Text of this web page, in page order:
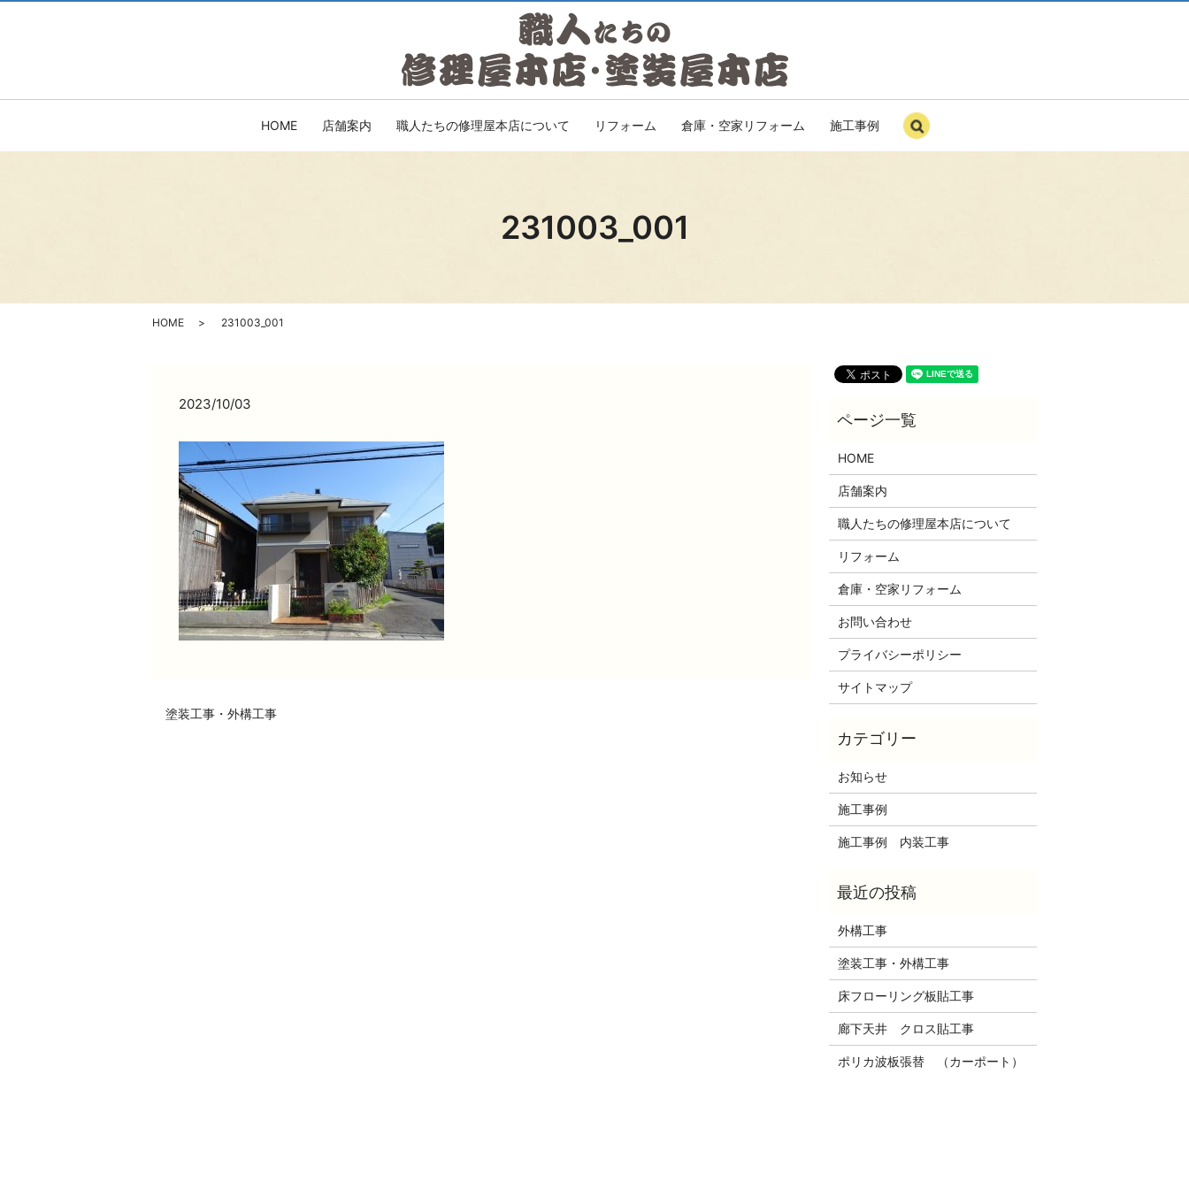
HOME 店舗案内 職人たちの修理屋本店について リフォーム 倉庫・空家リフォーム 施工事例
search
231003_001
HOME 231003_001
2023/10/03
塗装工事・外構工事
HOME
店舗案内
職人たちの修理屋本店について
リフォーム
倉庫・空家リフォーム
お問い合わせ
プライバシーポリシー
サイトマップ
お知らせ
施工事例
施工事例 内装工事
外構工事
塗装工事・外構工事
床フローリング板貼工事
廊下天井 クロス貼工事
ポリカ波板張替 （カーポート）